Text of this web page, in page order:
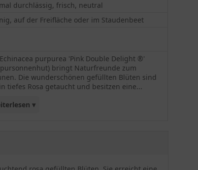
durchlässig, frisch, neutral
auf der Freifläche oder im Staudenbeet
purpurea 'Pink Double Delight ®'
bringt Naturfreunde zum
Die wunderschönen gefüllten Blüten sind
tiefes Rosa getaucht und besitzen eine...
▾
verströmt er einen leichten Duft und wird